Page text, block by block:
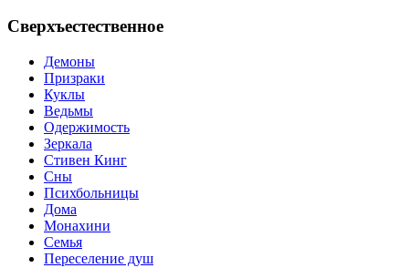
Сверхъестественное
Демоны
Призраки
Куклы
Ведьмы
Одержимость
Зеркала
Стивен Кинг
Сны
Психбольницы
Дома
Монахини
Семья
Переселение душ